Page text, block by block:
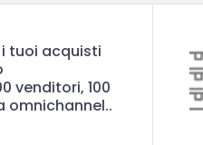
tuoi acquisti
venditori, 100
omnichannel..